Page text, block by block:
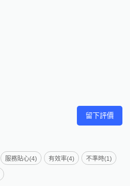
留下評價
服務貼心(4) 有效率(4) 不準時(1)